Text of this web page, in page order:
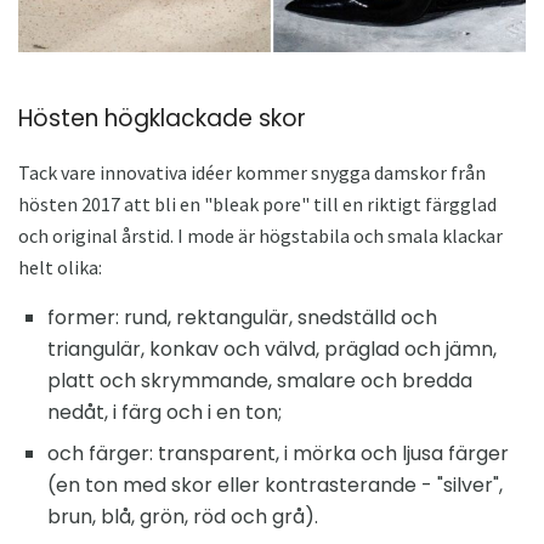
Hösten högklackade skor
Tack vare innovativa idéer kommer snygga damskor från
hösten 2017 att bli en "bleak pore" till en riktigt färgglad
och original årstid. I mode är högstabila och smala klackar
helt olika:
former: rund, rektangulär, snedställd och
triangulär, konkav och välvd, präglad och jämn,
platt och skrymmande, smalare och bredda
nedåt, i färg och i en ton;
och färger: transparent, i mörka och ljusa färger
(en ton med skor eller kontrasterande - "silver",
brun, blå, grön, röd och grå).